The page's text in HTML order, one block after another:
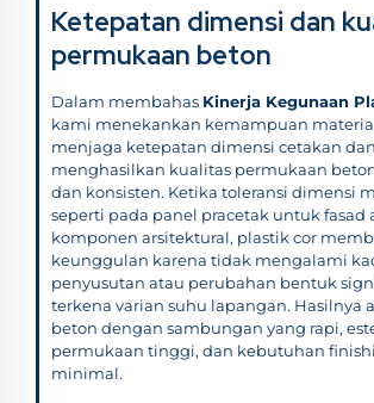
Ketepatan dimensi dan
permukaan beton
Dalam membahas Kinerja Kegunaan
kami menekankan kemampuan
menjaga ketepatan dimensi cetakan dan
menghasilkan kualitas permukaan
dan konsisten. Ketika toleransi dimensi
seperti pada panel pracetak untuk fasad
komponen arsitektural, plastik cor
keunggulan karena tidak mengalami
penyusutan atau perubahan bentuk
terkena varian suhu lapangan. Hasilnya
beton dengan sambungan yang rapi,
permukaan tinggi, dan kebutuhan
minimal.